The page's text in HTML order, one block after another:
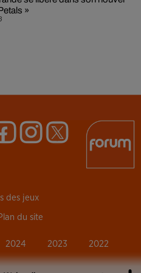
»
des jeux
du site
2024 2023 2022